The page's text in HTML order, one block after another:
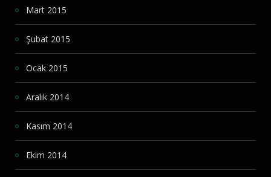
Mart 2015
Şubat 2015
Ocak 2015
Aralık 2014
Kasım 2014
Ekim 2014